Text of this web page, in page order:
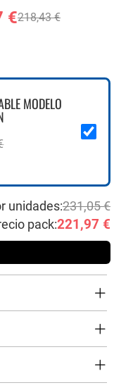
€218,43 €
MODELO
unidades:231,05 €
pack:221,97 €